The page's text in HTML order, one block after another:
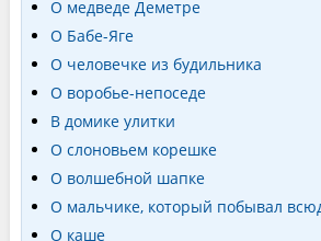
О медведе Деметре
О Бабе-Яге
О человечке из будильника
О воробье-непоседе
В домике улитки
О слоновьем корешке
О волшебной шапке
О мальчике, который побывал
О каше